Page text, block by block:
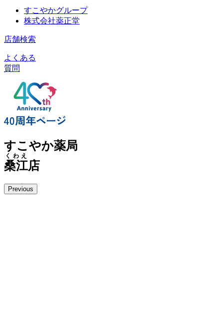
すこやかグループ
株式会社薬正堂
店舗検索
よくある
質問
すこやか薬局
桑江
くわえ
店
Previous